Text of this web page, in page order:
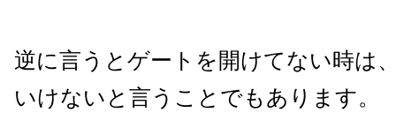
逆に言うとゲートを開けてない時は
いけないと言うことでもあります。